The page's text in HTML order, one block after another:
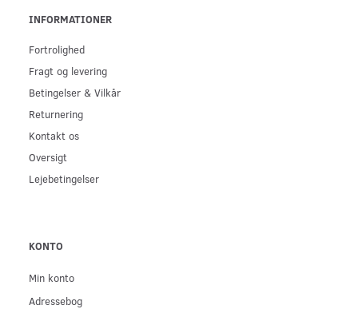
INFORMATIONER
Fortrolighed
Fragt og levering
Betingelser & Vilkår
Returnering
Kontakt os
Oversigt
Lejebetingelser
KONTO
Min konto
Adressebog